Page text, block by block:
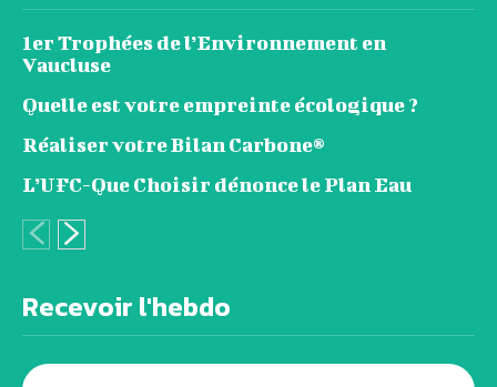
1er Trophées de l’Environnement en
Vaucluse
Quelle est votre empreinte écologique ?
Réaliser votre Bilan Carbone®
L’UFC-Que Choisir dénonce le Plan Eau
Recevoir l'hebdo